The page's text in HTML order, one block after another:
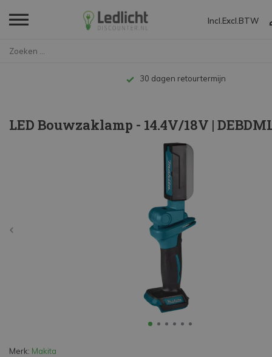
Incl. Excl. BTW
LED Bouwzaklamp - 14.4V/18V |
Merk: Makita